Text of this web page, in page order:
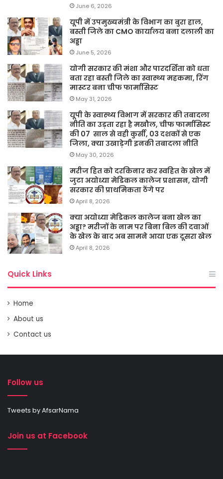
June 6, 2026
यूपी में उपमुख्यमंत्री के विभाग का बुरा हाल,
बस्ती जिले का CMO कार्यालय बना दलाली का
अड्डा
June 5, 2026
योगी सरकार की मंशा और पारदर्शिता को धता
बता रहा बस्ती जिले का स्वास्थ्य महकमा, रिंग
मास्टर बना चीफ फार्मासिस्ट
May 31, 2026
यूपी के स्वास्थ्य विभाग में सरकार की तबादला
नीति का उड़ता रहा है मखौल, चीफ फार्मासिस्ट
की 07 साल से वही कुर्सी, 03 दशकों से एक
जिला, क्या उखाड़ेगी इनकी तबादला नीति
May 30, 2026
मरीज हित को दरकिनार कर स्वहित के खेल में
जुटा अयोध्या मेडिकल कालेज प्रशासन, योगी
सरकार की प्राथमिकता ठेंगे पर
April 8, 2026
क्या अयोध्या मेडिकल कालेज बना खेल का
अड्डा? मरीजों के नाम पर बिना बिल की दवाओं
के खेल के बाद अब सामने आया एक दूसरा खेल
April 8, 2026
Quick Links
Home
About us
Contact us
Follow us
Tweets by AfsarNama
Join us at Facebook